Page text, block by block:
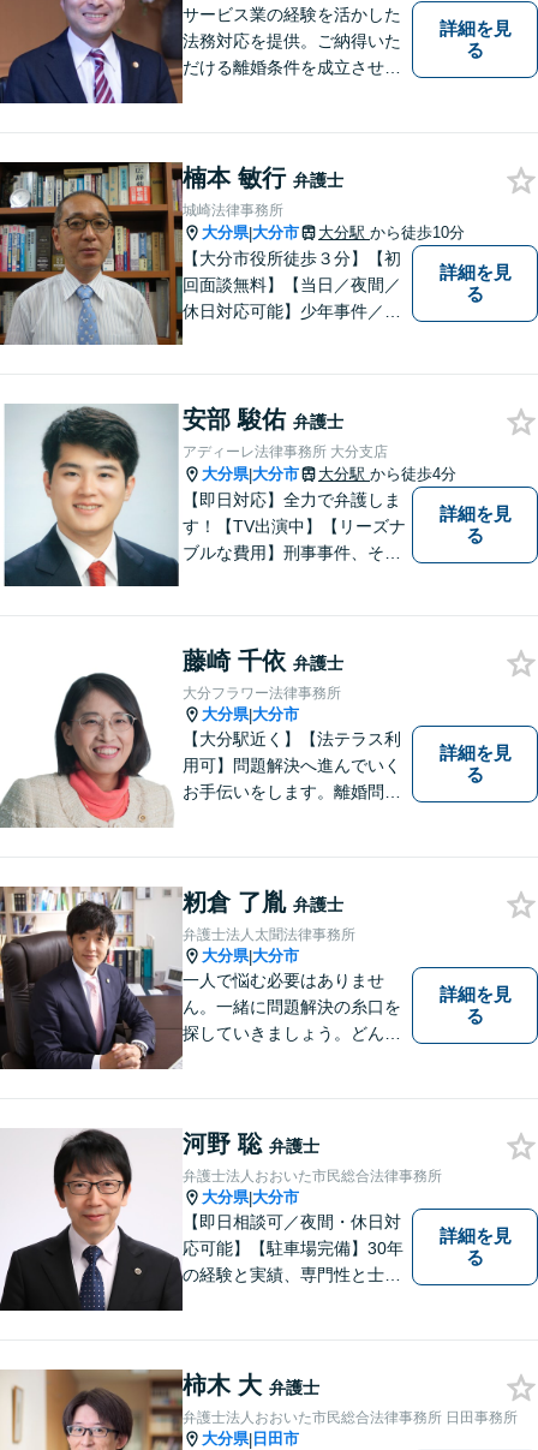
サービス業の経験を活かした
法務対応を提供。ご納得いた
だける離婚条件を成立させる
ます。【大分県に3拠点ある地
域密着型の事務所】【初回相
談無料】
詳細を見
る
楠本 敏行 弁護士
城崎法律事務所
大分県|大分市 大分駅 から徒歩10分
【大分市役所徒歩３分】【初
回面談無料】【当日／夜間／
休日対応可能】少年事件／家
ービスを受けられるべく、社
会正義の実現のために最善を
尽くします。
詳細を見
る
安部 駿佑 弁護士
アディーレ法律事務所 大分支店
大分県|大分市 大分駅 から徒歩4分
【即日対応】全力で弁護しま
す！【TV出演中】【リーズナ
ブルな費用】刑事事件、その
分駅４分】
詳細を見
る
藤崎 千依 弁護士
大分フラワー法律事務所
大分県|大分市
【大分駅近く】【法テラス利
用可】問題解決へ進んでいく
お手伝いをします。離婚問題
相談可】分かりやすい言葉
で、明確に判断をお示しし、
問題解決をサポートいたしま
す。
詳細を見
る
籾倉 了胤 弁護士
弁護士法人太聞法律事務所
大分県|大分市
一人で悩む必要はありませ
ん。一緒に問題解決の糸口を
探していきましょう。どんな
遺産分割、介護などの高齢社
会問題に注力しております。
詳細を見
る
河野 聡 弁護士
弁護士法人おおいた市民総合法律事務所
大分県|大分市
【即日相談可／夜間・休日対
応可能】【駐車場完備】30年
の経験と実績、専門性と士業
ニーズに応えます。常に市民
に身近で親しみやすい弁護士
であり続けます。
詳細を見
る
柿木 大 弁護士
弁護士法人おおいた市民総合法律事務所 日田事務所
大分県| 日田市